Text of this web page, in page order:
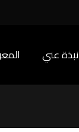
نبذة عني